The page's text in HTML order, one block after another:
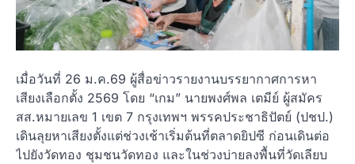
เมื่อวันที่ 26 ม.ค.69 ผู้สื่อข่าวรายงานบรรยากาศการหา
เสียงเลือกตั้ง 2569 โดย “เกม” นายพงศ์พล เตมีย์ ผู้สมัคร
สส.หมายเลข 1 เขต 7 กรุงเทพฯ พรรคประชาธิปัตย์ (ปชป.)
เดินลุยหาเสียงตั้งแต่ช่วงเช้าเริ่มต้นที่ตลาดยิปซี ก่อนเดินต่อ
ไปยังวัดทอง ชุมชนวัดทอง และในช่วงบ่ายลงพื้นที่วัดเลียบ